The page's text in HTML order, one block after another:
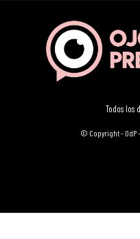
Todos los
© Copyright - OdP